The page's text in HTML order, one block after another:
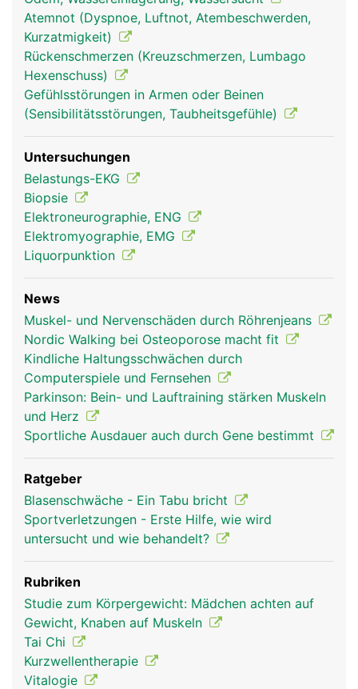
Atemnot (Dyspnoe, Luftnot, Atembeschwerden,
Kurzatmigkeit)
Rückenschmerzen (Kreuzschmerzen, Lumbago
Hexenschuss)
Gefühlsstörungen in Armen oder Beinen
(Sensibilitätsstörungen, Taubheitsgefühle)
Untersuchungen
Belastungs-EKG
Biopsie
Elektroneurographie, ENG
Elektromyographie, EMG
Liquorpunktion
News
Muskel- und Nervenschäden durch Röhrenjeans
Nordic Walking bei Osteoporose macht fit
Kindliche Haltungsschwächen durch
Computerspiele und Fernsehen
Parkinson: Bein- und Lauftraining stärken Muskeln
und Herz
Sportliche Ausdauer auch durch Gene bestimmt
Ratgeber
Blasenschwäche - Ein Tabu bricht
Sportverletzungen - Erste Hilfe, wie wird
untersucht und wie behandelt?
Rubriken
Studie zum Körpergewicht: Mädchen achten auf
Gewicht, Knaben auf Muskeln
Tai Chi
Kurzwellentherapie
Vitalogie